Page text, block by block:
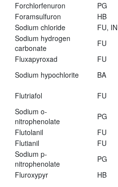
Forchlorfenuron
PG
Foramsulfuron
HB
Sodium chloride
FU, IN
Sodium hydrogen
carbonate
FU
Fluxapyroxad
FU
Sodium hypochlorite
BA
Flutriafol
FU
Sodium o-
nitrophenolate
PG
Flutolanil
FU
Flutianil
FU
Sodium p-
nitrophenolate
PG
Fluroxypyr
HB